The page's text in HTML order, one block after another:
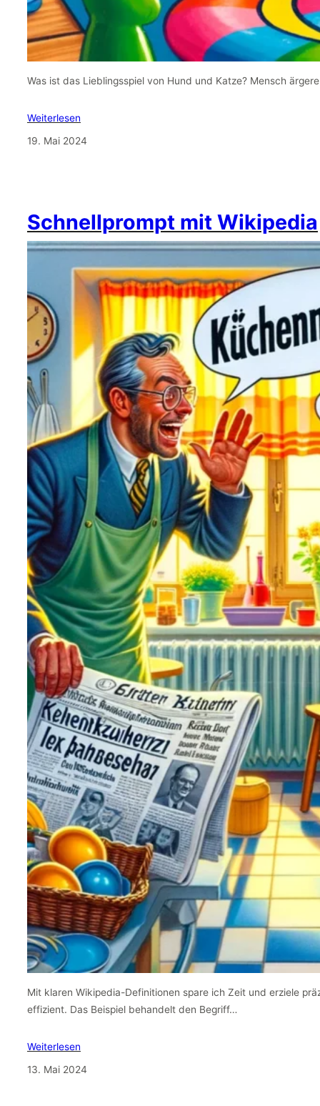
Was ist das Lieblingsspiel von Hund und Katze? Mensch
Weiterlesen
19. Mai 2024
Schnellprompt mit Wikipedia
Mit klaren Wikipedia-Definitionen spare ich Zeit und erziele
effizient. Das Beispiel behandelt den Begriff…
Weiterlesen
13. Mai 2024